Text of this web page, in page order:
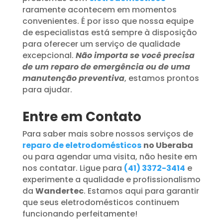
raramente acontecem em momentos
convenientes. É por isso que nossa equipe
de especialistas está sempre à disposição
para oferecer um serviço de qualidade
excepcional. Não importa se você precisa
de um reparo de emergência ou de uma
manutenção preventiva, estamos prontos
para ajudar.
Entre em Contato
Para saber mais sobre nossos serviços de
reparo de eletrodomésticos no Uberaba
ou para agendar uma visita, não hesite em
nos contatar. Ligue para (41) 3372-3414 e
experimente a qualidade e profissionalismo
da Wandertec. Estamos aqui para garantir
que seus eletrodomésticos continuem
funcionando perfeitamente!